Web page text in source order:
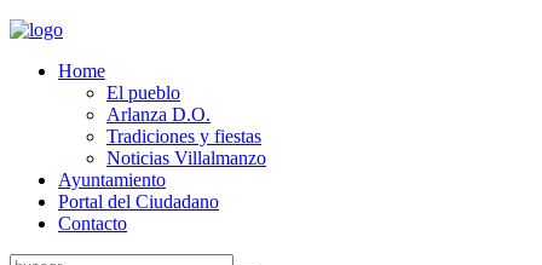
Home
El pueblo
Arlanza D.O.
Tradiciones y fiestas
Noticias Villalmanzo
Ayuntamiento
Portal del Ciudadano
Contacto